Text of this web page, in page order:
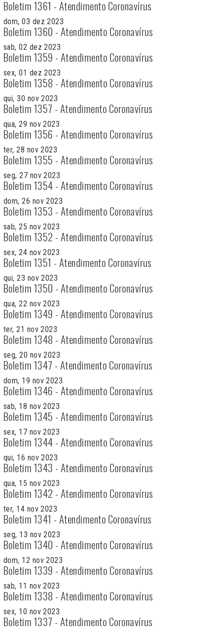
Boletim 1361 - Atendimento Coronavírus
dom, 03 dez 2023
Boletim 1360 - Atendimento Coronavírus
sab, 02 dez 2023
Boletim 1359 - Atendimento Coronavírus
sex, 01 dez 2023
Boletim 1358 - Atendimento Coronavírus
qui, 30 nov 2023
Boletim 1357 - Atendimento Coronavírus
qua, 29 nov 2023
Boletim 1356 - Atendimento Coronavírus
ter, 28 nov 2023
Boletim 1355 - Atendimento Coronavírus
seg, 27 nov 2023
Boletim 1354 - Atendimento Coronavírus
dom, 26 nov 2023
Boletim 1353 - Atendimento Coronavírus
sab, 25 nov 2023
Boletim 1352 - Atendimento Coronavírus
sex, 24 nov 2023
Boletim 1351 - Atendimento Coronavírus
qui, 23 nov 2023
Boletim 1350 - Atendimento Coronavírus
qua, 22 nov 2023
Boletim 1349 - Atendimento Coronavírus
ter, 21 nov 2023
Boletim 1348 - Atendimento Coronavírus
seg, 20 nov 2023
Boletim 1347 - Atendimento Coronavírus
dom, 19 nov 2023
Boletim 1346 - Atendimento Coronavírus
sab, 18 nov 2023
Boletim 1345 - Atendimento Coronavírus
sex, 17 nov 2023
Boletim 1344 - Atendimento Coronavírus
qui, 16 nov 2023
Boletim 1343 - Atendimento Coronavírus
qua, 15 nov 2023
Boletim 1342 - Atendimento Coronavírus
ter, 14 nov 2023
Boletim 1341 - Atendimento Coronavírus
seg, 13 nov 2023
Boletim 1340 - Atendimento Coronavírus
dom, 12 nov 2023
Boletim 1339 - Atendimento Coronavírus
sab, 11 nov 2023
Boletim 1338 - Atendimento Coronavírus
sex, 10 nov 2023
Boletim 1337 - Atendimento Coronavírus